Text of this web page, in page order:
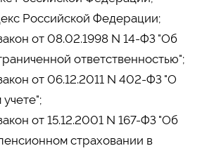
Российской Федерации;
от 08.02.1998 N 14-ФЗ "Об
ответственностью";
от 06.12.2011 N 402-ФЗ "О
от 15.12.2001 N 167-ФЗ "Об
страховании в